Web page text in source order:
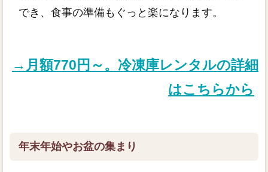
でき、食事の準備もぐっと楽になります。
→月額770円～。冷凍庫レンタルの詳細
はこちらから
年末年始やお盆の集まり